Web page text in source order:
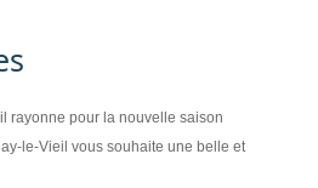
rayonne pour la nouvelle saison
le-Vieil vous souhaite une belle et